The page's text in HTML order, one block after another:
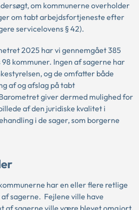
om kommunerne overholder
om tabt arbejdsfortjeneste efter
servicelovens § 42).
2025 har vi gennemgået 385
kommuner. Ingen af sagerne har
og de omfatter både
af og afslag på tabt
giver dermed mulighed for
af den juridiske kvalitet i
i de sager, som borgerne
har en eller flere retlige
sagerne. Fejlene ville have
af sagerne ville være blevet omgjort,